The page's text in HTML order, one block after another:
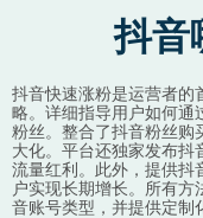
抖音
抖音快速涨粉是运营者的
略。详细指导用户如何通
粉丝。整合了抖音粉丝购
大化。平台还独家发布抖
流量红利。此外，提供抖
户实现长期增长。所有
音账号类型，并提供定制